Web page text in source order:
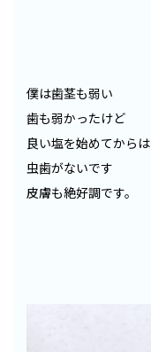
僕は歯茎も弱い
歯も弱かったけど
良い塩を始めてからは
虫歯がないです
皮膚も絶好調です。